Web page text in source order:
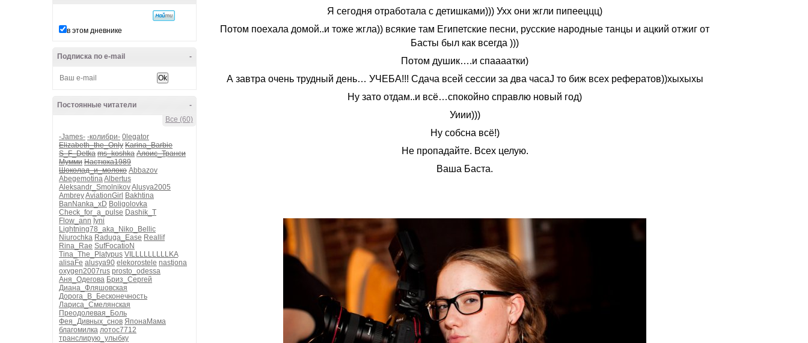
в этом дневнике
-
Подписка по e-mail
-
Постоянные читатели
Все (60)
-James- -колибри- 0legator
Elizabeth_the_Only Karina_Barbie
S_F_Detka ms_koshka Алоис_Транси
Мумми Настюха1989
Шоколад_и_молоко Abbazov
AbegemotinaAlbertus
Aleksandr_SmolnikovAlusya2005
AmbreyAviationGirl Bakhtina
BanNanka_xD Boligolovka
Check_for_a_pulse Dashik_T
Flow_ann Iyni
Lightning78_aka_Niko_Bellic
Niurochka Raduga_Ease Reallif
Rina_Rae SufFocatioN
Tina_The_Platypus VILLLLLLLLLKA
alisaFe alusya90 elekorostele nastjona
oxygen2007rus prosto_odessa
Аня_Одегова Бриз_Сергей
Диана_Фляшовская
Дорога_В_Бесконечность
Лариса_Смелянская
Преодолевая_Боль
Фея_Дивных_снов ЯпонаМама
благомилка лотос7712
транслирую_улыбку
Я сегодня отработала с детишками))) Ухх они жгли пипееццц)
Потом поехала домой..и тоже жгла)) всякие там Египетские песни, русские народные танцы и ацкий отжиг от
Басты был как всегда )))
Потом душик….и спаааатки)
А завтра очень трудный день… УЧЕБА!!! Сдача всей сессии за два часаJ то биж всех рефератов))хыхыхы
Ну зато отдам..и всё…спокойно справлю новый год)
Уиии)))
Ну собсна всё!)
Не пропадайте. Всех целую.
Ваша Баста.